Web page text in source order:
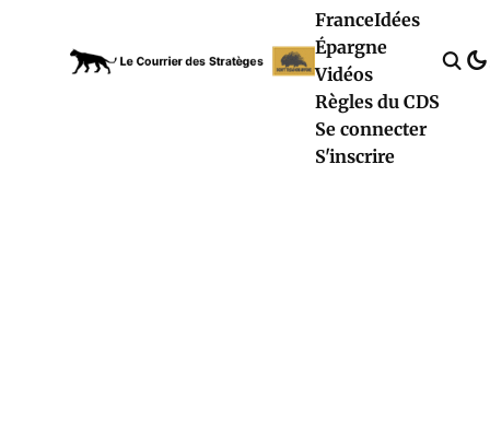
FranceIdées
Épargne
Vidéos
Règles du CDS
Se connecter
S'inscrire